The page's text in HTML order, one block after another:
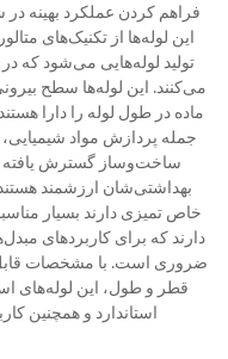
فراهم کردن عملکرد بهینه
این لوله‌ها از تکنیک‌های
تولید لوله‌هایی می‌شود که
می‌کنند. این لوله‌ها سطح
ماده در طول لوله را دارا
جمله پردازش مواد شیمیایی،
ساخت‌وساز گسترش یافته
بهداشتی‌شان ارزشمند هستند
خاص تمیزی دارند بسیار
دارند که برای کاربردهای
ضروری است. با مشخصات
قطر و طول، این لوله‌های
استاندارد و همچنین